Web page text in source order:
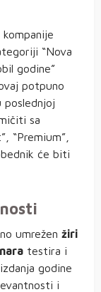
“Nova
godine”
potpuno
sa
“Premium”,
će biti
umrežen žiri
testira i
godine
i